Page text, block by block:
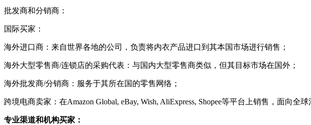
批发商和分销商：
国际买家：
海外进口商：来自世界各地的公司，负责将内衣产品进口到其本国市场进行销售；
海外大型零售商/连锁店的采购代表：与国内大型零售商类似，但其目标市场在国外；
海外批发商/分销商：服务于其所在国的零售网络；
跨境电商卖家：在Amazon Global, eBay, Wish, AliExpress, Shopee等平台上销售，面向全
专业渠道和机构买家：